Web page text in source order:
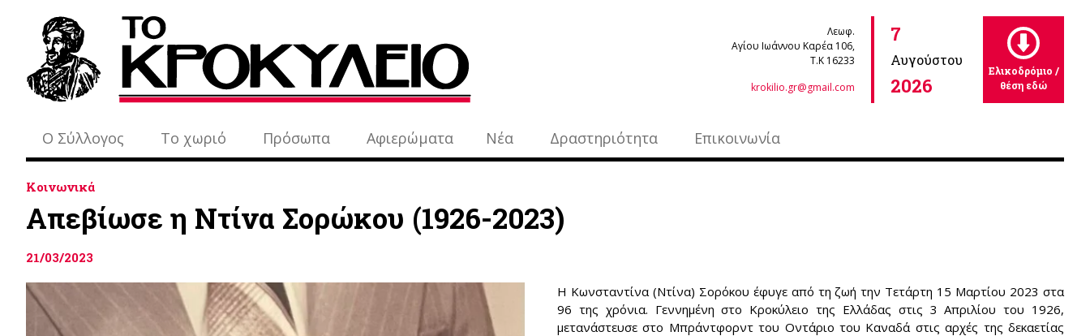
Λεωφ.
Αγίου Ιωάννου Καρέα 106,
Τ.Κ 16233
krokilio.gr@gmail.com
7
Αυγούστου
2026
Ελικοδρόμιο /
θέση εδώ
Ο Σύλλογος Το χωριό Πρόσωπα Αφιερώματα Νέα Δραστηριότητα Επικοινωνία
Κοινωνικά
Απεβίωσε η Ντίνα Σορώκου (1926-2023)
21/03/2023
Η Κωνσταντίνα (Ντίνα) Σορόκου έφυγε από τη ζωή την Τετάρτη 15 Μαρτίου 2023 στα
96 της χρόνια. Γεννημένη στο Κροκύλειο της Ελλάδας στις 3 Απριλίου του 1926,
μετανάστευσε στο Μπράντφορντ του Οντάριο του Καναδά στις αρχές της δεκαετίας